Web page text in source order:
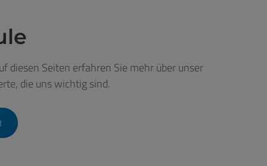
diesen Seiten erfahren Sie mehr über unser
die uns wichtig sind.